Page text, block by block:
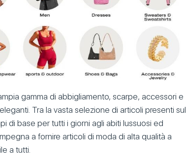
gamma di abbigliamento, scarpe, accessori e
Tra la vasta selezione di articoli presenti sul
di base per tutti i giorni agli abiti lussuosi ed
a fornire articoli di moda di alta qualità a
a tutti.